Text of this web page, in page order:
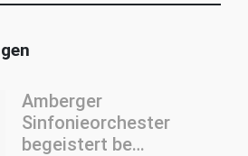
Amberger
Sinfonieorchester
begeistert be…